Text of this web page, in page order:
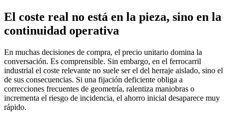
El coste real no está en la pieza, sino en la
continuidad operativa
En muchas decisiones de compra, el precio unitario domina la
conversación. Es comprensible. Sin embargo, en el ferrocarril
industrial el coste relevante no suele ser el del herraje aislado, sino el
de sus consecuencias. Si una fijación deficiente obliga a
correcciones frecuentes de geometría, ralentiza maniobras o
incrementa el riesgo de incidencia, el ahorro inicial desaparece muy
rápido.